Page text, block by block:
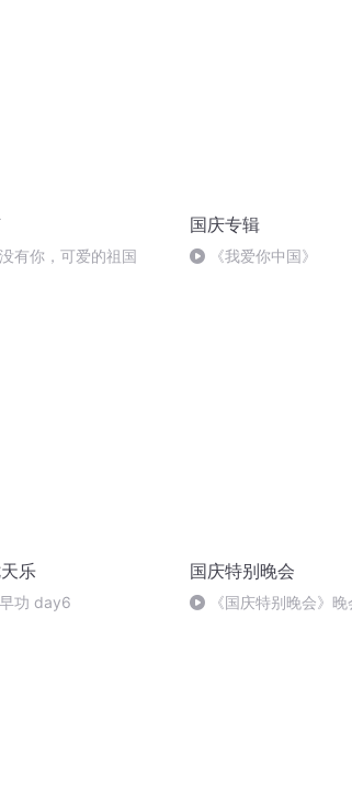
有你，可爱的祖国
国庆专辑
《我爱你中国》
乐
功 day6
国庆特别晚会
《国庆特别晚会》